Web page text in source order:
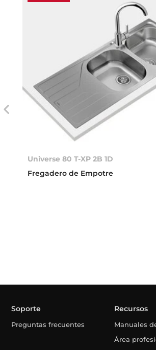
Universe 80 T-XP 2B 1D
Fregadero de Empotre
Soporte
Preguntas frecuentes
Recursos
Manuales
Área